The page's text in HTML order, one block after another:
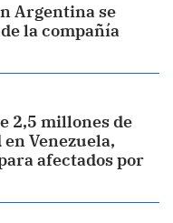
Argentina se
la compañía
2,5 millones de
Venezuela,
afectados por